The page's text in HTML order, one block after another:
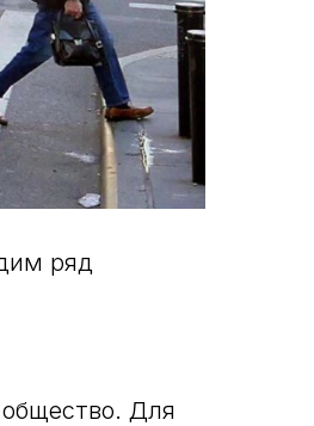
ряд
Для